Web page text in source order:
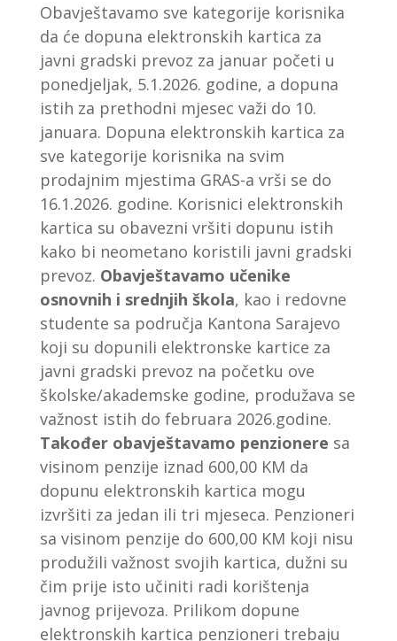
Obavještavamo sve kategorije korisnika
da će dopuna elektronskih kartica za
javni gradski prevoz za januar početi u
ponedjeljak, 5.1.2026. godine, a dopuna
istih za prethodni mjesec važi do 10.
januara. Dopuna elektronskih kartica za
sve kategorije korisnika na svim
prodajnim mjestima GRAS-a vrši se do
16.1.2026. godine. Korisnici elektronskih
kartica su obavezni vršiti dopunu istih
kako bi neometano koristili javni gradski
prevoz. Obavještavamo učenike
osnovnih i srednjih škola, kao i redovne
studente sa područja Kantona Sarajevo
koji su dopunili elektronske kartice za
javni gradski prevoz na početku ove
školske/akademske godine, produžava se
važnost istih do februara 2026.godine.
Također obavještavamo penzionere sa
visinom penzije iznad 600,00 KM da
dopunu elektronskih kartica mogu
izvršiti za jedan ili tri mjeseca. Penzioneri
sa visinom penzije do 600,00 KM koji nisu
produžili važnost svojih kartica, dužni su
čim prije isto učiniti radi korištenja
javnog prijevoza. Prilikom dopune
elektronskih kartica penzioneri trebaju